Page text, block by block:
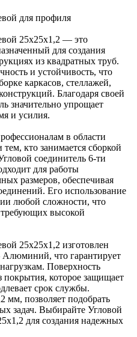
для профиля
25х25х1,2 — это
для создания
из квадратных труб.
и устойчивость, что
каркасов, стеллажей,
Благодаря своей
значительно упрощает
и усилия.
в области
кто занимается сборкой
соединитель 6-ти
для работы
размеров, обеспечивая
Его использование
любой сложности, что
высокой
25х25х1,2 изготовлен
Алюминий, что гарантирует
Поверхность
которое защищает
срок службы.
позволяет подобрать
задач. Выбирайте Угловой
для создания надежных